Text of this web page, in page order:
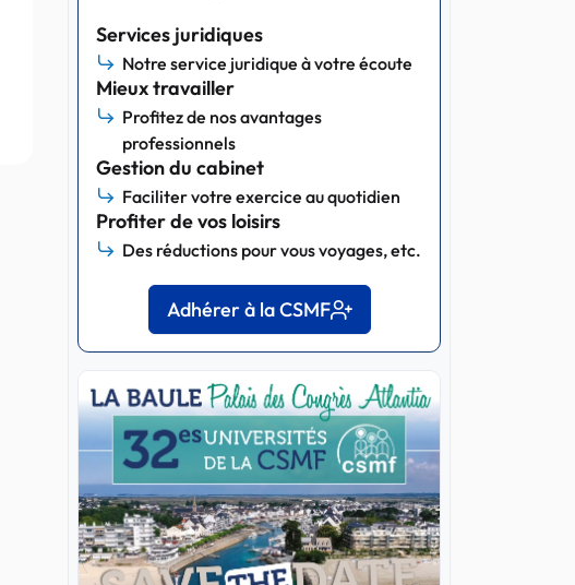
Services juridiques
Notre service juridique à votre écoute
Mieux travailler
Profitez de nos avantages
professionnels
Gestion du cabinet
Faciliter votre exercice au quotidien
Profiter de vos loisirs
Des réductions pour vous voyages, etc.
Adhérer à la CSMF